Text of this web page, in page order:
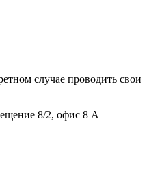
случае проводить свои
8/2, офис 8 А